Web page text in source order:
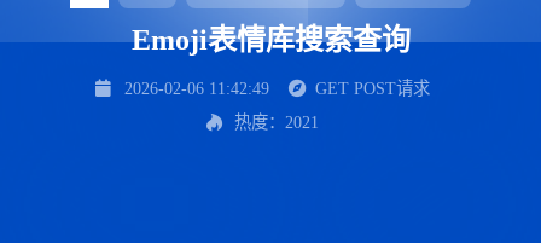
Emoji表情库搜索查询
2026-02-06 11:42:49
GET POST请求
热度：2021